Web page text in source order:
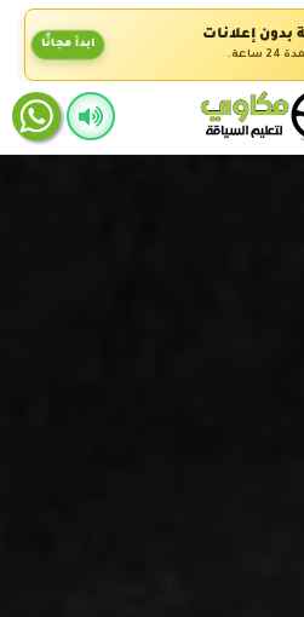
بدون إعلانات
ابدأ مجانًا